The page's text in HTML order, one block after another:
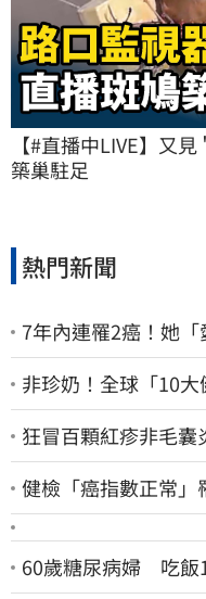
【#直播中LIVE】又
築巢駐足
熱門新聞
7年內連罹2癌！她
非珍奶！全球「10
狂冒百顆紅疹非毛
健檢「癌指數正常
60歲糖尿病婦 吃飯